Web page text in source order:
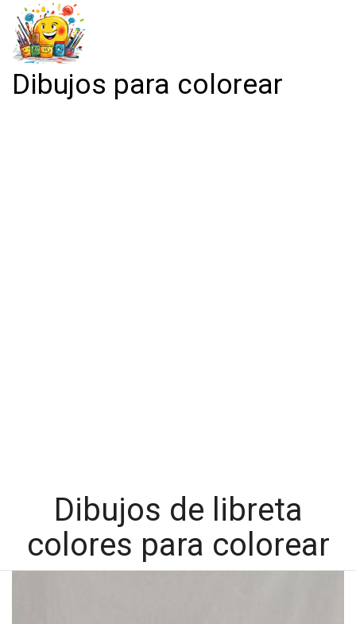
Dibujos para colorear
Dibujos de libreta
colores para colorear